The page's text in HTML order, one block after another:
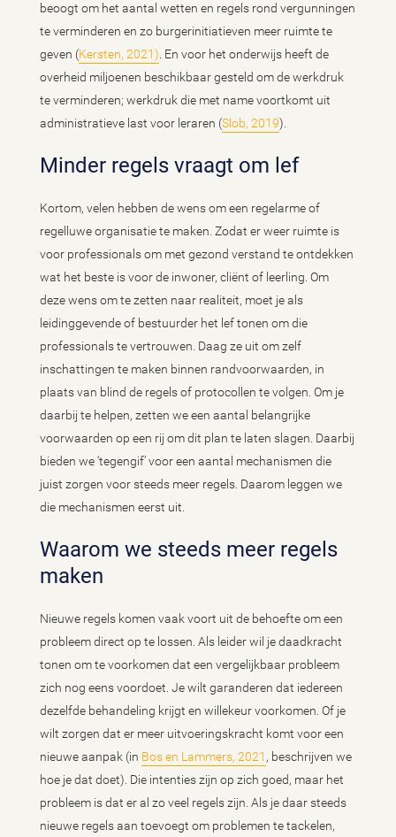
beoogt om het aantal wetten en regels rond vergunningen
te verminderen en zo burgerinitiatieven meer ruimte te
geven (Kersten, 2021) . En voor het onderwijs heeft de
overheid miljoenen beschikbaar gesteld om de werkdruk
te verminderen; werkdruk die met name voortkomt uit
administratieve last voor leraren (Slob, 2019).
Minder regels vraagt om lef
Kortom, velen hebben de wens om een regelarme of
regelluwe organisatie te maken. Zodat er weer ruimte is
voor professionals om met gezond verstand te ontdekken
wat het beste is voor de inwoner, cliënt of leerling. Om
deze wens om te zetten naar realiteit, moet je als
leidinggevende of bestuurder het lef tonen om die
professionals te vertrouwen. Daag ze uit om zelf
inschattingen te maken binnen randvoorwaarden, in
plaats van blind de regels of protocollen te volgen. Om je
daarbij te helpen, zetten we een aantal belangrijke
voorwaarden op een rij om dit plan te laten slagen. Daarbij
bieden we ‘tegengif’ voor een aantal mechanismen die
juist zorgen voor steeds meer regels. Daarom leggen we
die mechanismen eerst uit.
Waarom we steeds meer regels
maken
Nieuwe regels komen vaak voort uit de behoefte om een
probleem direct op te lossen. Als leider wil je daadkracht
tonen om te voorkomen dat een vergelijkbaar probleem
zich nog eens voordoet. Je wilt garanderen dat iedereen
dezelfde behandeling krijgt en willekeur voorkomen. Of je
wilt zorgen dat er meer uitvoeringskracht komt voor een
nieuwe aanpak (in Bos en Lammers, 2021 , beschrijven we
hoe je dat doet). Die intenties zijn op zich goed, maar het
probleem is dat er al zo veel regels zijn. Als je daar steeds
nieuwe regels aan toevoegt om problemen te tackelen,